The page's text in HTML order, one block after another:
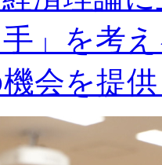
」を考
会を提